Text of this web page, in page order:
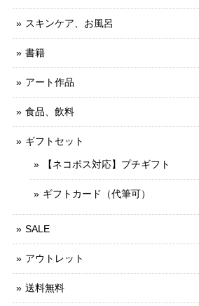
スキンケア、お風呂
書籍
アート作品
食品、飲料
ギフトセット
【ネコポス対応】プチギフト
ギフトカード（代筆可）
SALE
アウトレット
送料無料